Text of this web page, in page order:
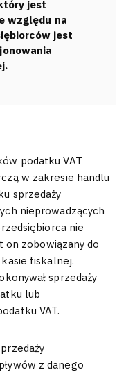
jest
względu na
jest
podatku VAT
w zakresie handlu
sprzedaży
nieprowadzących
nie
on zobowiązany do
fiskalnej.
sprzedaży
lub
VAT.
z danego